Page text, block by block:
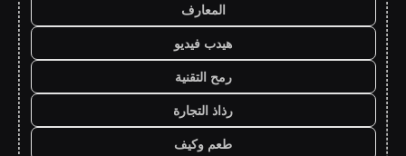
المعارف
هيدب فيديو
رمح التقنية
رذاذ التجارة
طعم وكيف